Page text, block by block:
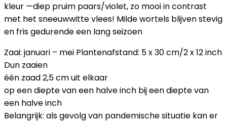
kleur —diep pruim paars/violet, zo mooi in contrast
met het sneeuwwitte vlees! Milde wortels blijven stevig
en fris gedurende een lang seizoen
Zaai: januari – mei Plantenafstand: 5 x 30 cm/2 x 12 inch
Dun zaaien
één zaad 2,5 cm uit elkaar
op een diepte van een halve inch bij een diepte van
een halve inch
Belangrijk: als gevolg van pandemische situatie kan er